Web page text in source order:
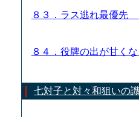
８３．ラス逃れ最優先
８４．役牌の出が甘く
七対子と対々和狙いの